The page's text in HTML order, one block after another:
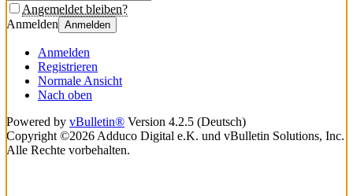
Angemeldet bleiben?
Anmelden Anmelden
Anmelden
Registrieren
Normale Ansicht
Nach oben
Powered by vBulletin® Version 4.2.5 (Deutsch)
Copyright ©2026 Adduco Digital e.K. und vBulletin Solutions, Inc.
Alle Rechte vorbehalten.